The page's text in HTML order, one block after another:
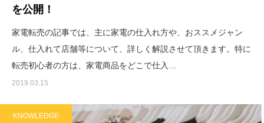
を公開！
家電転売の記事では、主に家電の仕入れ方や、おススメジャン
ル、仕入れて店舗等について、詳しく解説させて頂きます。特に
転売初心者の方は、家電商品をどこで仕入…
2019.03.15
KNOWLEDGE